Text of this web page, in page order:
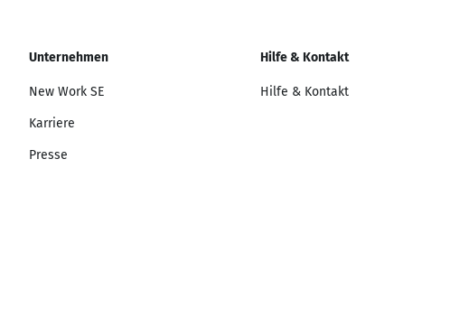
Unternehmen
New Work SE
Karriere
Presse
Hilfe & Kontakt
Hilfe & Kontakt